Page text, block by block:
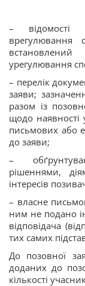
– відомості
урегулювання
– перелік
заяви;
разом із
щодо наявності
письмових або
до заяви;
–
рішеннями,
інтересів
– власне
ним не подано
відповідача
тих самих
До позовної
доданих до
кількості